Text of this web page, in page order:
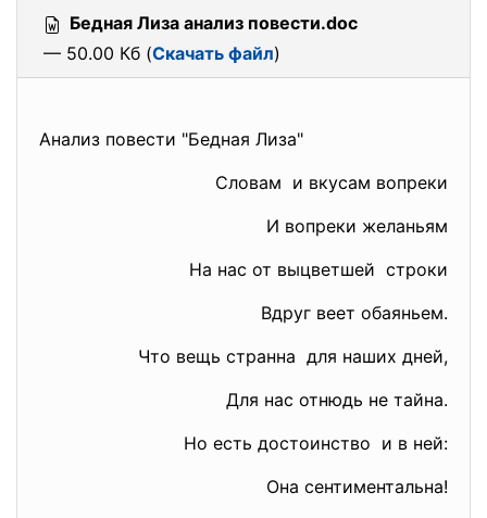
Бедная Лиза анализ повести.doc
— 50.00 Кб (Скачать файл)
Анализ повести "Бедная Лиза"
Словам и вкусам вопреки
И вопреки желаньям
На нас от выцветшей строки
Вдруг веет обаяньем.
Что вещь странна для наших дней,
Для нас отнюдь не тайна.
Но есть достоинство и в ней:
Она сентиментальна!